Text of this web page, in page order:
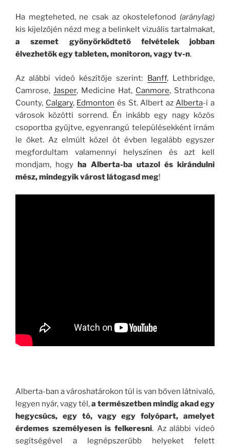
Ha megteheted, ne csak az okostelefonod (aránylag)
kis kijelzőjén nézd meg a belinkelt vizuális tartalmakat,
a szemet gyönyörködtető felvételek jobban
élvezhetők egy tableten, monitoron, vagy tv-n.
Az alábbi videó készítője szerint: Banff, Lethbridge,
Camrose, Jasper, Medicine Hat, Canmore, Strathcona
County, Calgary, Edmonton és St. Albert azAlberta-i a
városok közötti sorrend. Én inkább egy nagy közös
csoportba gyűjtve, egyenrangú településekként írnám
le őket. Az elmúlt közel öt évben legalább egyszer
megfordultam valamennyi helyszínen és azt kell
mondjam, hogy ha Alberta-ba utazol és kirándulni
mész, mindegyik várost látogasd meg!
Alberta-ban a városhatárokon túl is van bőven látnivaló,
legyen nyár, vagy tél,a természetben mindig akad egy
hegycsúcs, egy tó, vagy egy folyópart, amelyet
érdemes személyesen is felkeresni. Az alábbi videó
segítségével a legnépszerűbb helyeket felett